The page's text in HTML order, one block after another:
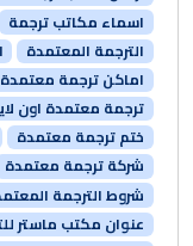
اسماء مكاتب ترجمة
الترجمة المعتمدة
اماكن ترجمة معتمدة
ترجمة معتمدة اون
ختم ترجمة معتمدة
شركة ترجمة معتمدة
شروط الترجمة
عنوان مكتب ماستر